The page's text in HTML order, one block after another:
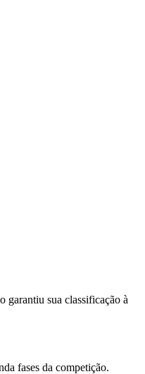
garantiu sua classificação à
fases da competição.